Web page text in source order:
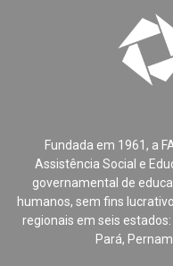
Fundada em 1961, a
Assistência Social e
governamental de
humanos, sem fins
regionais em seis
Pará,